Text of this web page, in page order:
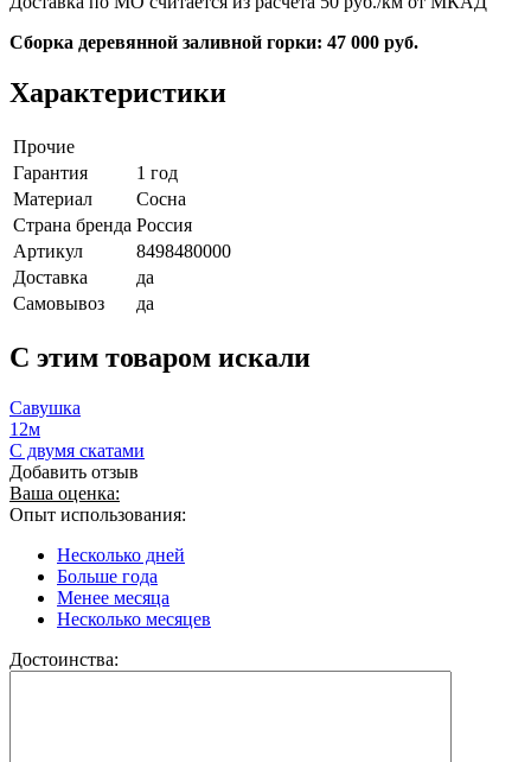
Сборка деревянной заливной горки: 47 000 руб.
Характеристики
Прочие
Гарантия
1 год
Материал
Сосна
Страна бренда Россия
Артикул
8498480000
Доставка
да
Самовывоз
да
C этим товаром искали
Савушка
12м
С двумя скатами
Добавить отзыв
Ваша оценка:
Опыт использования:
Несколько дней
Больше года
Менее месяца
Несколько месяцев
Достоинства: